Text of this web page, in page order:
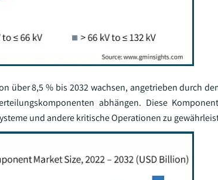
über 8,5 % bis 2032 wachsen, angetrieben durch
abhängen. Diese
und andere kritische Operationen zu